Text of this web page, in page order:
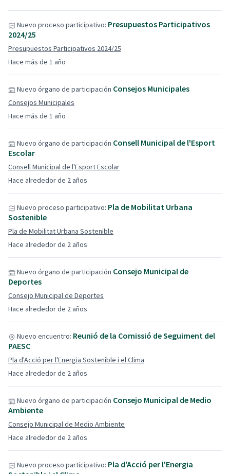
Hace más de 1 año
Nuevo proceso participativo: Presupuestos Participativos
2024/25
Presupuestos Participativos 2024/25
Hace más de 1 año
Nuevo órgano de participación Consejos Municipales
Consejos Municipales
Hace alrededor de 2 años
Nuevo órgano de participación Consell Municipal de l'Esport
Escolar
Consell Municipal de l'Esport Escolar
Hace alrededor de 2 años
Nuevo proceso participativo: Pla de Mobilitat Urbana
Sostenible
Pla de Mobilitat Urbana Sostenible
Hace alrededor de 2 años
Nuevo órgano de participación Consejo Municipal de
Deportes
Consejo Municipal de Deportes
Hace alrededor de 2 años
Nuevo encuentro: Reunió de la Comissió de Seguiment del
PAESC
Pla d'Acció per l'Energia Sostenible i el Clima
Hace alrededor de 2 años
Nuevo órgano de participación Consejo Municipal de Medio
Ambiente
Consejo Municipal de Medio Ambiente
Nuevo proceso participativo: Pla d'Acció per l'Energia